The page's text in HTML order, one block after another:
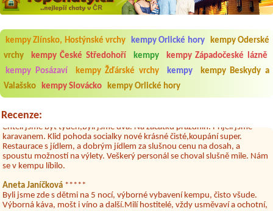
kempy Zlínsko, Hostýnské vrchy kempy Orlické hory
kempy Oderské
vrchy
kempy České Středohoří kempy
kempy Západočeské lázně
kempy Posázaví
kempy Žďárské vrchy kempy
kempy Beskydy a
Valašsko
kempy Slovácko kempy Orlické hory
Recenze:
Byli jsme zde v týdnu od 25.7. do 1.8. 2026. Kemp jako takový je pěkný.
V umývárně i na WC bylo vždy čisto, doplněný papír i utěrky, což při
množství návštěvníků není samozřejmost. V kempu je obchod a
restaurace, kebab a další občerstvení. Co nás ale velice zklamalo byl
celodenní hluk z repráků u stanů a absolutní bezohlednost ostatních
ubytovaných. Přes den jsem si připadala jak na pouti- z každého koutu
hrála jiná hudba.Kemp pěkný, ale takový rámus jsme ještě nezažili...
Jana*****
karavanem. Klid pohoda socialky nové krásné čisté,koupání super.
Restaurace s jídlem, a dobrým jídlem za slušnou cenu na dosah, a
spoustu možností na výlety. Veškerý personál se choval slušně mile. Nám
se v kempu líbilo.
Aneta Janíčková *****
Byli jsme zde s dětmi na 5 nocí, výborné vybavení kempu, čisto všude.
Výborná káva, mošt i víno a další.Milí hostitelé, vždy usměvaví a ochotní,